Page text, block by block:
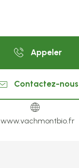
Appeler
Contactez-nous
www.vachmontbio.fr